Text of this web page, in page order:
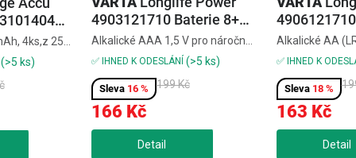
AAA 800
(>5 ks)
4ks,z 25
8×
i
4903121710 Baterie 8+2
AAA, 10 ks
✅ IHNED K ODESLÁNÍ (>5 ks)
16 %
166 Kč
199 Kč
Alkalické AAA 1,5 V pro náročná
zařízení,ideální do ovladačů,
hraček a svítilen,balení 10 ks
(8+2 zdarma),dlouhá výdrž a
spolehlivý výkonTyto alkalické
AAA baterie dodají silnou...
AA, 10 ks
✅ IHNED K
18 %
163 Kč
Alkalické AA
zařízení s
spolehlivý
(8+2
kadmiaLonglife
4906121710